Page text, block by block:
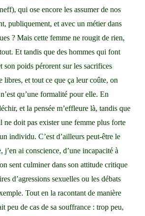
qui ose encore les assumer de nos
publiquement, et avec un métier dans
? Mais cette femme ne rougit de rien,
Et tandis que des hommes qui font
son poids pérorent sur les sacrifices
libres, et tout ce que ça leur coûte, on
qu’une formalité pour elle. En
et la pensée m’effleure là, tandis que
ne doit pas exister une femme plus forte
individu. C’est d’ailleurs peut-être le
j’en ai conscience, d’une incapacité à
sent culminer dans son attitude critique
d’agressions sexuelles ou les débats
Tout en la racontant de manière
peu de cas de sa souffrance : trop peu,